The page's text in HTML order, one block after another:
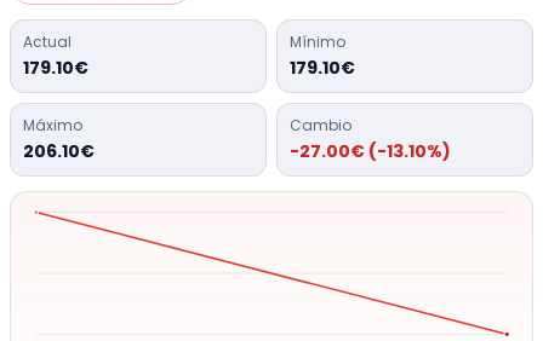
Actual
179.10€
Mínimo
179.10€
Máximo
206.10€
Cambio
-27.00€ (-13.10%)